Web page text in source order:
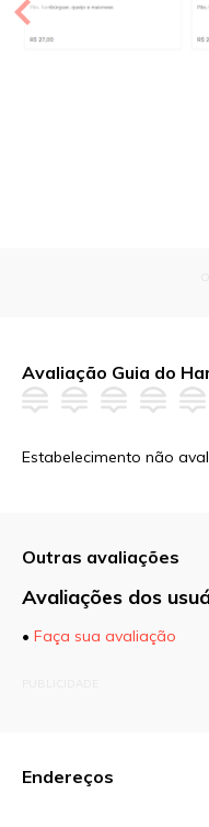
Avaliação Guia do
Estabelecimento não
Outras avaliações
Avaliações dos
• Faça sua avaliação
Endereços